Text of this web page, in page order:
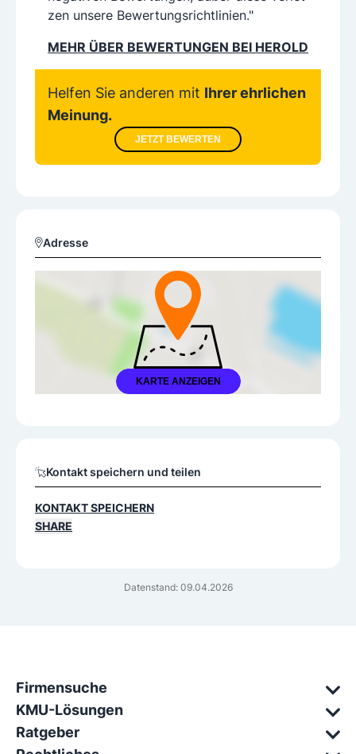
zen unsere Bewertungsrichtlinien."
MEHR ÜBER BEWERTUNGEN BEI HEROLD
Helfen Sie anderen mit Ihrer ehrlichen
Meinung.
JETZT BEWERTEN
Adresse
KARTE ANZEIGEN
Datenstand: 09.04.2026
Kontakt speichern und teilen
KONTAKT SPEICHERN
SHARE
Firmensuche
KMU-Lösungen
Ratgeber